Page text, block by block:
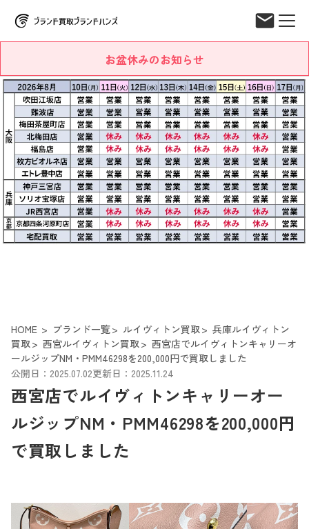
お盆休みのお知らせ
HOME ブランド一覧 ルイヴィトン買取
兵庫ルイヴィトン
買取
西宮ルイヴィトン買取
西宮店でルイヴィトンキャリーオ
ールジップNM・PMM46298を200,000円で買取しました
公開日：2025.07.02更新日：2025.11.24
西宮店でルイヴィトンキャリーオー
ルジップNM・PMM46298を200,000円
で買取しました